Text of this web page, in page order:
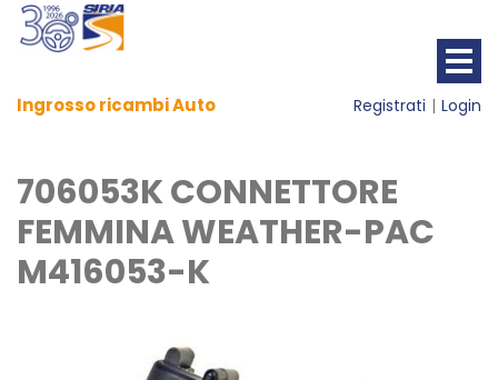
Ingrosso ricambi Auto Registrati Login
706053K CONNETTORE
FEMMINA WEATHER-PAC
M416053-K